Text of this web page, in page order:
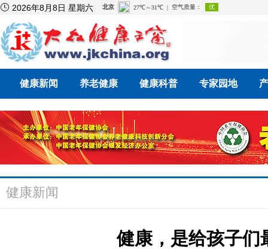
 2026年8月8日 星期六
健康新闻 养老健康 健康科普 专家园地
健康新闻
健康，是给孩子们